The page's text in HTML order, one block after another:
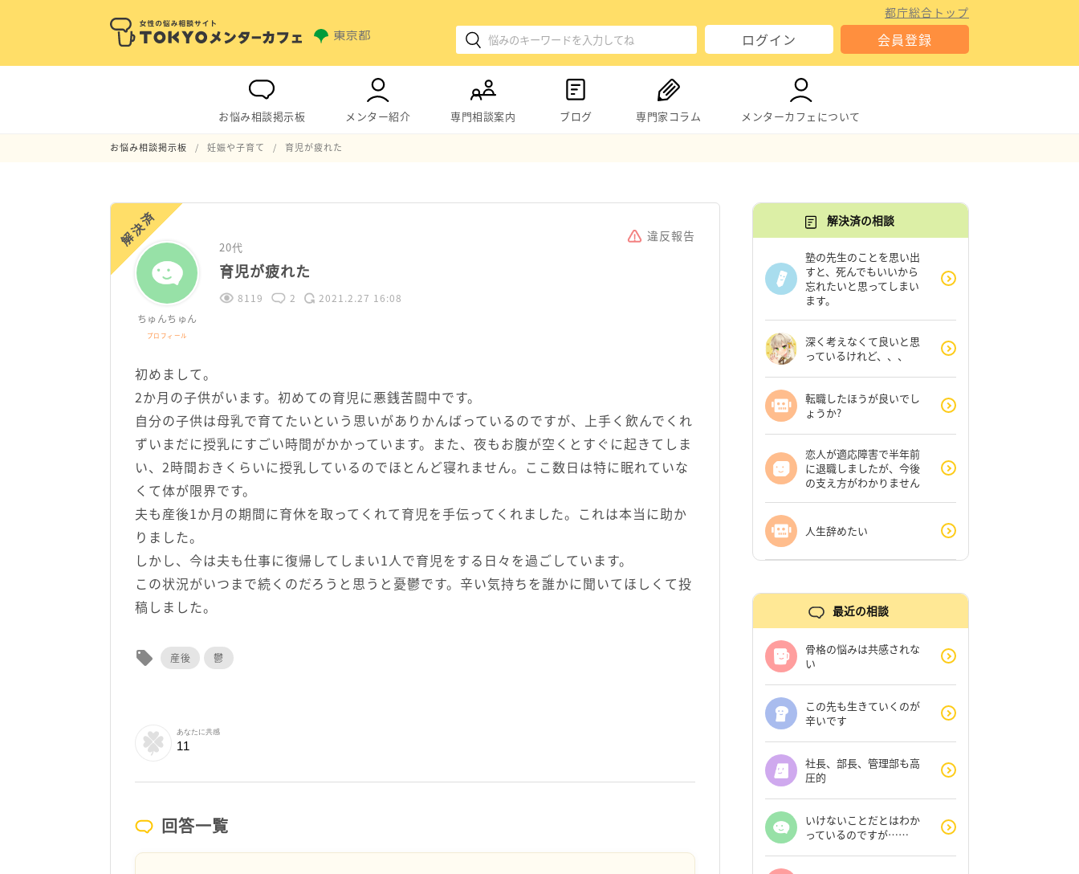
都庁総合トップ
ログイン 会員登録
お悩み相談掲示板 メンター紹介 専門相談案内 ブログ 専門家コラム メンターカフェについて
お悩み相談掲示板 妊娠や子育て 育児が疲れた
解決済 違反報告
ちゅんちゅん
プロフィール
20代
育児が疲れた
8119 2 2021.2.27 16:08
初めまして。
2か月の子供がいます。初めての育児に悪銭苦闘中です。
自分の子供は母乳で育てたいという思いがありかんばっているのですが、上手く飲んでくれ
ずいまだに授乳にすごい時間がかかっています。また、夜もお腹が空くとすぐに起きてしま
い、2時間おきくらいに授乳しているのでほとんど寝れません。ここ数日は特に眠れていな
くて体が限界です。
夫も産後1か月の期間に育休を取ってくれて育児を手伝ってくれました。これは本当に助か
りました。
しかし、今は夫も仕事に復帰してしまい1人で育児をする日々を過ごしています。
この状況がいつまで続くのだろうと思うと憂鬱です。辛い気持ちを誰かに聞いてほしくて投
稿しました。
local_offer 産後 鬱
あなたに共感
11
回答一覧
解決済の相談
塾の先生のことを思い出
すと、死んでもいいから
忘れたいと思ってしまい
ます。
深く考えなくて良いと思
っているけれど、、、
転職したほうが良いでし
ょうか?
恋人が適応障害で半年前
に退職しましたが、今後
の支え方がわかりません
人生辞めたい
最近の相談
骨格の悩みは共感されな
い
この先も生きていくのが
辛いです
社長、部長、管理部も高
圧的
いけないことだとはわか
っているのですが……